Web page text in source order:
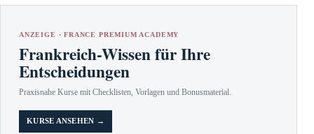
ANZEIGE · FRANCE PREMIUM ACADEMY
Frankreich-Wissen für Ihre
Entscheidungen
Praxisnahe Kurse mit Checklisten, Vorlagen und Bonusmaterial.
KURSE ANSEHEN →